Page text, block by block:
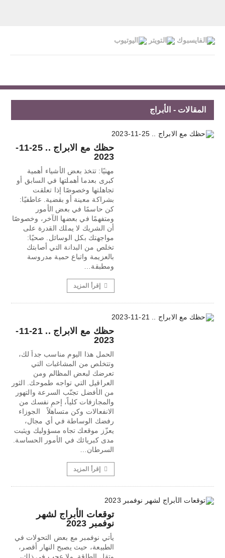
المقالات - الأبراج
حظك مع الابراج .. 25-11-
2023
مهنيًا: تتخذ بعض الأشياء أهمية
كبرى بعدما أهملتها في السابق أو
تجاهلتها وخصوصًا إذا تعلقت
بشراكة معينة أو بقضية. عاطفيًا:
كن حاسمًا في بعض الأمور
ومتفهمًا في بعضها الآخر، وخصوصًا
أن الشريك لا يملك القدرة على
مواجهتك بكل الوسائل. صحيًا:
تخلص من البدانة التي أصابتك
بالعزيمة واتباع حمية مدروسة
ومطبقة…
إقرأ المزيد
حظك مع الابراج .. 21-11-
2023
الحمل هذا اليوم مناسب جداَ لك،
وتتخلص من المشاغبات التي
تعرضك لبعض المظالم ومن
العراقيل التي تواجه طموحك. الثور
من الأفضل تجنّب السرعة والتهور
والمجازفات كلياً، إحمِ نفسك من
الانفعالات وكن متساهلاً الجوزاء
رفضك الوساطة في أي مجال،
يعزّز موقعك تجاه مسؤوليك ويثبت
مدى كبريائك في الأمور الحساسة.
السرطان…
إقرأ المزيد
توقعات الأبراج لشهر
نوفمبر 2023
يأتي نوفمبر مع بعض التحولات في
الطبيعة، حيث يصبح النهار أقصر،